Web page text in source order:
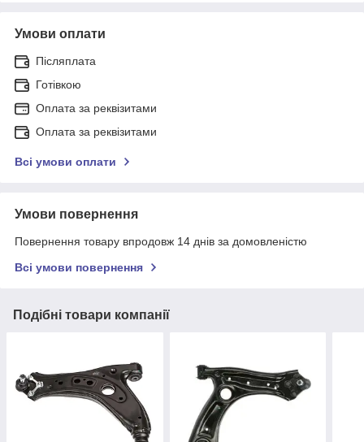
Умови оплати
Післяплата
Готівкою
Оплата за реквізитами
Оплата за реквізитами
Всі умови оплати
Умови повернення
Повернення товару впродовж 14 днів за домовленістю
Всі умови повернення
Подібні товари компанії